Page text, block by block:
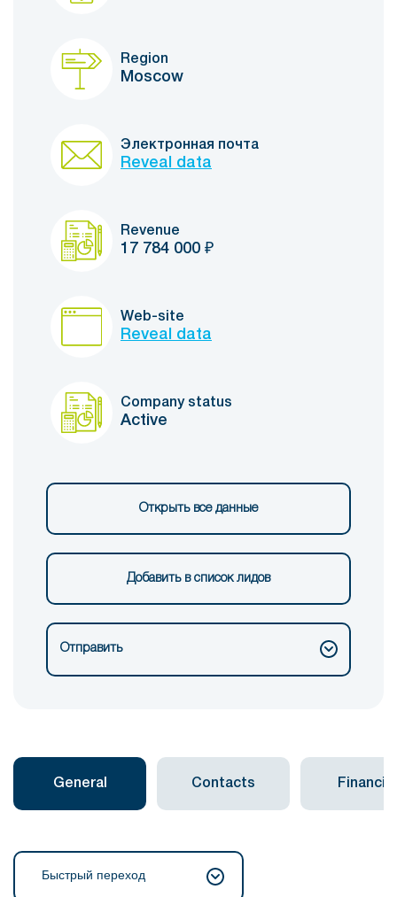
Region
Moscow
Электронная почта
Reveal data
Revenue
17 784 000 ₽
Web-site
Reveal data
Company status
Active
Открыть все данные
Добавить в список лидов
Отправить
General Contacts Financial
Быстрый переход